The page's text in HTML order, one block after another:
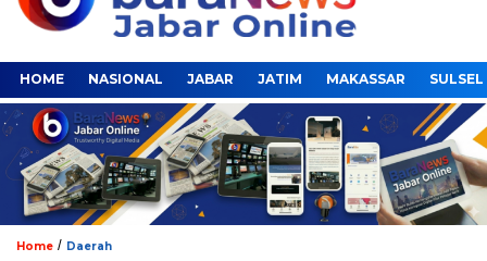
HOME NASIONAL JABAR JATIM MAKASSAR SULSEL
Home / Daerah